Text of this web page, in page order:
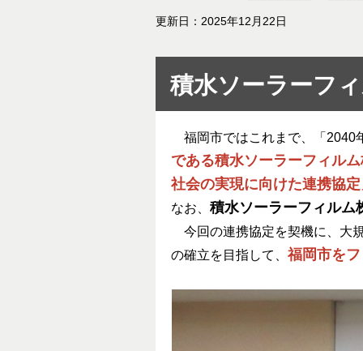
更新日：2025年12月22日
積水ソーラーフ
福岡市ではこれまで、「2040
である積水ソーラーフィル
社会の実現に向けた連携協
なお、 積水ソーラーフィルム
今回の連携協定を契機に、大
の確立を目指して、 福岡市を